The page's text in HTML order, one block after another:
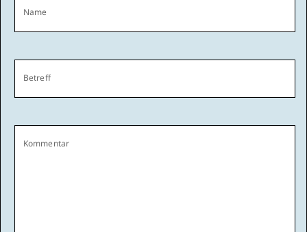
Name
Betreff
Kommentar